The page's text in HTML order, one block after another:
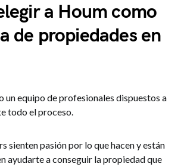
a Houm como
de propiedades en
un equipo de profesionales dispuestos a
todo el proceso.
sienten pasión por lo que hacen y están
ayudarte a conseguir la propiedad que